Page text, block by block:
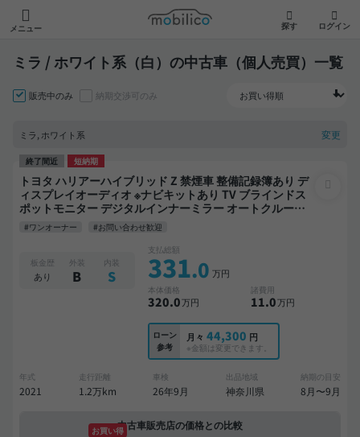
メニュー
モビリコ
探す ログイン
ミラ / ホワイト系（白）の中古車（個人売買）一覧
販売中のみ 納期交渉可のみ
ミラ, ホワイト系 変更
終了間近 短納期
トヨタ ハリアーハイブリッド Z 禁煙車 整備記録簿あり デ
ィスプレイオーディオ ※ナビキットあり TV ブラインドス
ポットモニター デジタルインナーミラー オートクルーズ
スマートキー ETC 電動バックドア バックモニター 全方位
カメラ ドライブレコーダー 衝突軽減
#ワンオーナー #お問い合わせ歓迎
板金歴
あり
外装
B
内装
S
支払総額
331.0 万円
本体価格
320.0万円
諸費用
11.0万円
ローン
参考
月々 44,300 円
※金額は変更できます。
年式
2021
走行距離
1.2万km
車検
26年9月
出品地域
神奈川県
納期の目安
8月〜9月
中古車販売店の価格との比較
お買い得